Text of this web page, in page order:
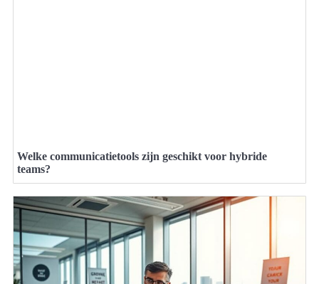
Welke communicatietools zijn geschikt voor hybride
teams?